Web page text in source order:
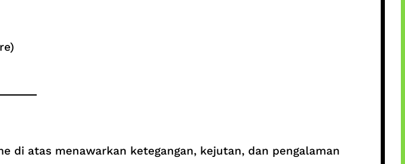
di atas menawarkan ketegangan, kejutan, dan pengalaman